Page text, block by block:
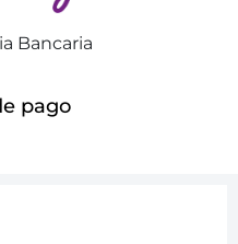
Bancaria
pago